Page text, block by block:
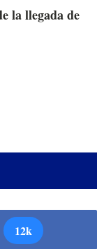
la llegada de
12k